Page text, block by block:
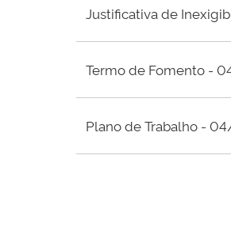
Justificativa de
Termo de Fomento -
Plano de Trabalho -